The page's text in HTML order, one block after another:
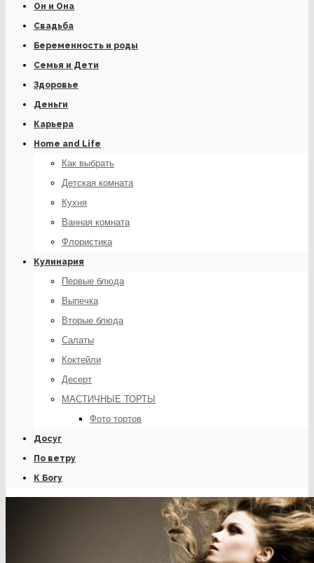
Он и Она
Свадьба
Беременность и роды
Семья и Дети
Здоровье
Деньги
Карьера
Home and Life
Как выбрать
Детская комната
Кухня
Ванная комната
Флористика
Кулинария
Первые блюда
Выпечка
Вторые блюда
Салаты
Коктейли
Десерт
МАСТИЧНЫЕ ТОРТЫ
Фото тортов
Досуг
По ветру
К Богу